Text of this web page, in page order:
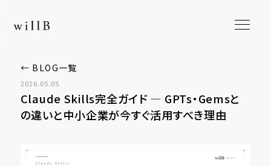
← BLOG一覧
2026.05.05
Claude Skills完全ガイド ― GPTs・Gemsと
の違いと中小企業が今すぐ活用すべき理由